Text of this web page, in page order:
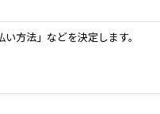
方法」などを決定します。